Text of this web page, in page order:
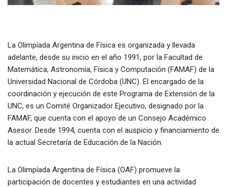
La Olimpíada Argentina de Física es organizada y llevada
adelante, desde su inicio en el año 1991, por la Facultad de
Matemática, Astronomía, Física y Computación (FAMAF) de la
Universidad Nacional de Córdoba (UNC). El encargado de la
coordinación y ejecución de este Programa de Extensión de la
UNC, es un Comité Organizador Ejecutivo, designado por la
FAMAF, que cuenta con el apoyo de un Consejo Académico
Asesor. Desde 1994, cuenta con el auspicio y financiamiento de
la actual Secretaría de Educación de la Nación.
La Olimpíada Argentina de Física (OAF) promueve la
participación de docentes y estudiantes en una actividad